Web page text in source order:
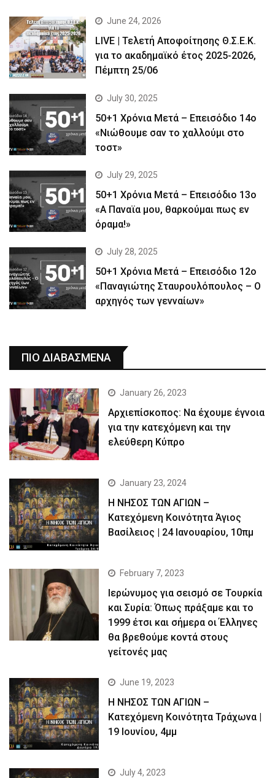
June 24, 2026
LIVE | Τελετή Αποφοίτησης Θ.Σ.Ε.Κ.
για το ακαδημαϊκό έτος 2025-2026,
Πέμπτη 25/06
July 30, 2025
50+1 Χρόνια Μετά – Επεισόδιο 14ο
«Νιώθουμε σαν το χαλλούμι στο
τοστ»
July 29, 2025
50+1 Χρόνια Μετά – Επεισόδιο 13ο
«Α Παναϊα μου, θαρκούμαι πως εν
όραμα!»
July 28, 2025
50+1 Χρόνια Μετά – Επεισόδιο 12ο
«Παναγιώτης Σταυρουλόπουλος – Ο
αρχηγός των γενναίων»
ΠΙΟ ΔΙΑΒΑΣΜΕΝΑ
January 26, 2023
Αρχιεπίσκοπος: Να έχουμε έγνοια
για την κατεχόμενη και την
ελεύθερη Κύπρο
January 23, 2024
Η ΝΗΣΟΣ ΤΩΝ ΑΓΙΩΝ –
Κατεχόμενη Κοινότητα Άγιος
Βασίλειος | 24 Ιανουαρίου, 10πμ
February 7, 2023
Ιερώνυμος για σεισμό σε Τουρκία
και Συρία: Όπως πράξαμε και το
1999 έτσι και σήμερα οι Έλληνες
θα βρεθούμε κοντά στους
γείτονές μας
June 19, 2023
Η ΝΗΣΟΣ ΤΩΝ ΑΓΙΩΝ –
Kατεχόμενη Κοινότητα Τράχωνα |
19 Ιουνίου, 4μμ
July 4, 2023